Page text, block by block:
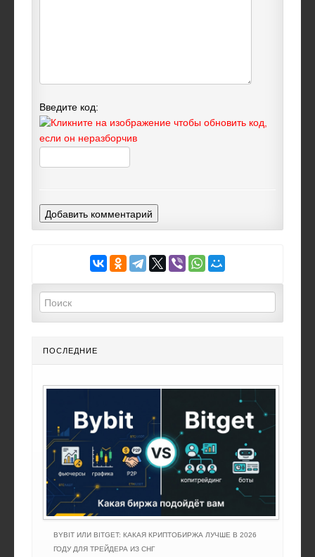
Введите код:
Добавить комментарий
ПОСЛЕДНИЕ
BYBIT ИЛИ BITGET: КАКАЯ КРИПТОБИРЖА ЛУЧШЕ В 2026
ГОДУ ДЛЯ ТРЕЙДЕРА ИЗ СНГ